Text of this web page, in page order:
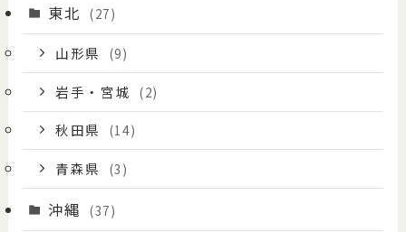
東北 (27)
山形県 (9)
岩手・宮城 (2)
秋田県 (14)
青森県 (3)
沖縄 (37)